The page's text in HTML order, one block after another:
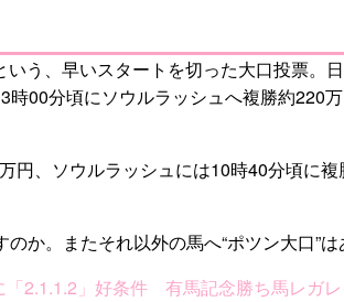
う、早いスタートを切った大口投票
00分頃にソウルラッシュへ複勝約
円、ソウルラッシュには10時40分頃に
か。またそれ以外の馬へ“ポツン大口”
2.1.1.2」好条件 有馬記念勝ち馬レガレ